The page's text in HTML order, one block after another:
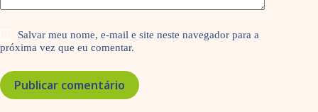
Salvar meu nome, e-mail e site neste navegador para a
próxima vez que eu comentar.
Publicar comentário